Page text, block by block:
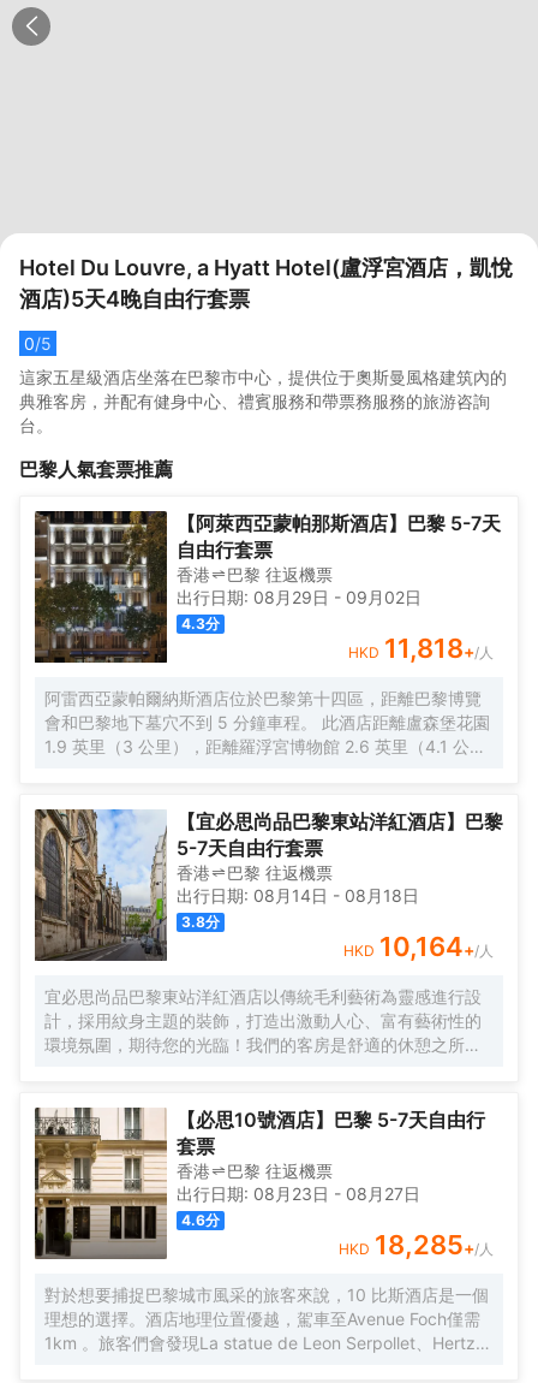
Hotel Du Louvre, a Hyatt Hotel(盧浮宮酒店，凱悅
酒店)5天4晚自由行套票
0/5
這家五星級酒店坐落在巴黎市中心，提供位于奧斯曼風格建筑內的
典雅客房，并配有健身中心、禮賓服務和帶票務服務的旅游咨詢
台。
巴黎人氣套票推薦
【阿萊西亞蒙帕那斯酒店】巴黎 5-7天
自由行套票
香港 巴黎 往返機票
出行日期: 08月29日 - 09月02日
4.3分
HKD 11,818+/人
阿雷西亞蒙帕爾納斯酒店位於巴黎第十四區，距離巴黎博覽
會和巴黎地下墓穴不到 5 分鐘車程。 此酒店距離盧森堡花園
1.9 英里（3 公里），距離羅浮宮博物館 2.6 英里（4.1 公
服務/設施包括乾洗/洗衣服務、24 小時前台服務和多語言服
務。 酒店有 69 間客房，提供平板電視。提供免費無線網
絡，方便您與朋友保持聯繫；衞星頻道可滿足您的娛樂需
求。配備浴缸或淋浴的私人浴室提供免費洗浴用品和吹風
機。便利設施包括保險箱和書桌，以及帶有免費市內通話的
電話。
【宜必思尚品巴黎東站洋紅酒店】巴黎
5-7天自由行套票
香港 巴黎 往返機票
出行日期: 08月14日 - 08月18日
3.8分
HKD 10,164+/人
宜必思尚品巴黎東站洋紅酒店以傳統毛利藝術為靈感進行設
計，採用紋身主題的裝飾，打造出激動人心、富有藝術性的
環境氛圍，期待您的光臨！我們的客房是舒適的休憩之所，
顧到每一個細節。盡情享受您的入住時光吧！
【必思10號酒店】巴黎 5-7天自由行
套票
香港 巴黎 往返機票
出行日期: 08月23日 - 08月27日
4.6分
HKD 18,285+/人
對於想要捕捉巴黎城市風采的旅客來說，10 比斯酒店是一個
理想的選擇。酒店地理位置優越，駕車至Avenue Foch僅需
1km 。旅客們會發現La statue de Leon Serpollet、Hertz